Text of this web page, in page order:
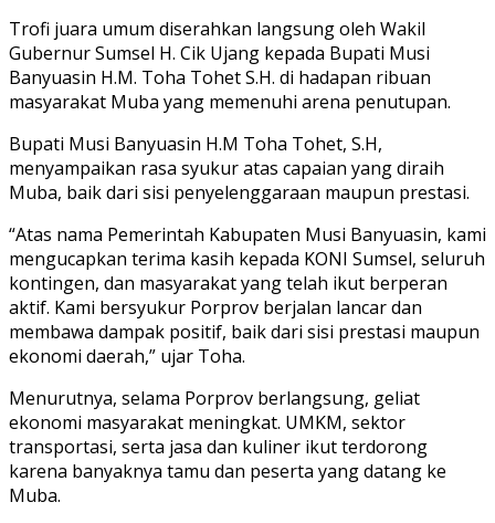
Trofi juara umum diserahkan langsung oleh Wakil
Gubernur Sumsel H. Cik Ujang kepada Bupati Musi
Banyuasin H.M. Toha Tohet S.H. di hadapan ribuan
masyarakat Muba yang memenuhi arena penutupan.
Bupati Musi Banyuasin H.M Toha Tohet, S.H,
menyampaikan rasa syukur atas capaian yang diraih
Muba, baik dari sisi penyelenggaraan maupun prestasi.
“Atas nama Pemerintah Kabupaten Musi Banyuasin, kami
mengucapkan terima kasih kepada KONI Sumsel, seluruh
kontingen, dan masyarakat yang telah ikut berperan
aktif. Kami bersyukur Porprov berjalan lancar dan
membawa dampak positif, baik dari sisi prestasi maupun
ekonomi daerah,” ujar Toha.
Menurutnya, selama Porprov berlangsung, geliat
ekonomi masyarakat meningkat. UMKM, sektor
transportasi, serta jasa dan kuliner ikut terdorong
karena banyaknya tamu dan peserta yang datang ke
Muba.